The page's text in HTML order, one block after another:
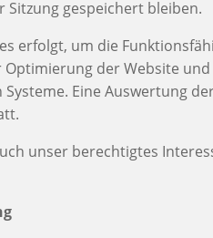
Sitzung gespeichert bleiben.
erfolgt, um die
Optimierung der Website
Eine Auswertung
unser berechtigtes